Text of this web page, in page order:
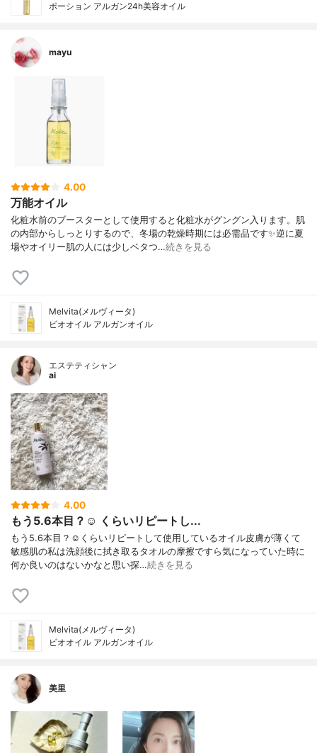
ポーション アルガン24h美容オイル
mayu
4.00
万能オイル
化粧水前のブースターとして使用すると化粧水がグングン入ります。肌
の内部からしっとりするので、冬場の乾燥時期には必需品です✨逆に夏
場やオイリー肌の人には少しベタつ…続きを見る
Melvita(メルヴィータ)
ビオオイル アルガンオイル
エステティシャン
ai
4.00
もう5.6本目？☺️ くらいリピートし...
もう5.6本目？☺️くらいリピートして使用しているオイル皮膚が薄くて
敏感肌の私は洗顔後に拭き取るタオルの摩擦ですら気になっていた時に
何か良いのはないかなと思い探…続きを見る
Melvita(メルヴィータ)
ビオオイル アルガンオイル
美里